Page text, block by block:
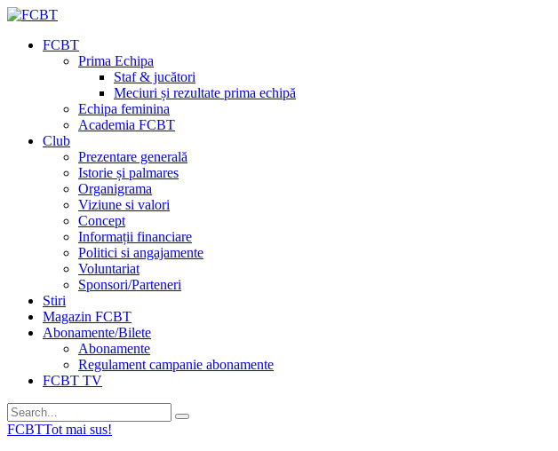
FCBT
Prima Echipa
Staf & jucători
Meciuri și rezultate prima echipă
Echipa feminina
Academia FCBT
Club
Prezentare generală
Istorie și palmares
Organigrama
Viziune si valori
Concept
Informații financiare
Politici si angajamente
Voluntariat
Sponsori/Parteneri
Stiri
Magazin FCBT
Abonamente/Bilete
Abonamente
Regulament campanie abonamente
FCBT TV
FCBTTot mai sus!